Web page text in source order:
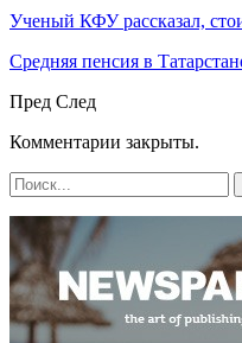
Ученый КФУ рассказал,
Средняя пенсия в
Пред След
Комментарии закрыты.